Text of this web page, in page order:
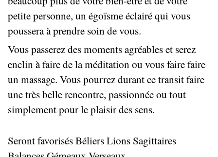
petite personne, un égoïsme éclairé qui vous
poussera à prendre soin de vous.
Vous passerez des moments agréables et serez
enclin à faire de la méditation ou vous faire faire
un massage. Vous pourrez durant ce transit faire
une très belle rencontre, passionnée ou tout
simplement pour le plaisir des sens.
Seront favorisés Béliers Lions Sagittaires